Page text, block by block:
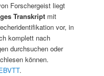
Forschergeist liegt
Transkriptmit
vor, in
komplett nach
durchsuchen oder
können.
.